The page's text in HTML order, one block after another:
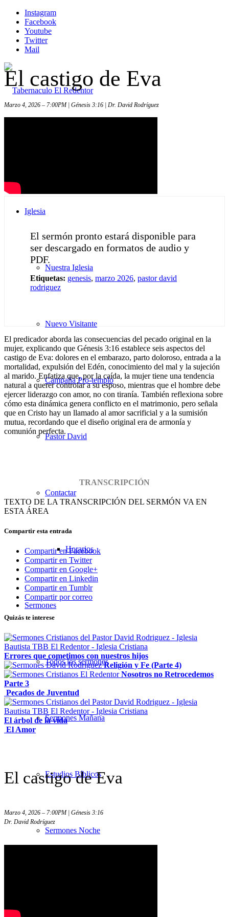
Instagram
Facebook
Youtube
Twitter
Mail
Iglesia
Nuestra Iglesia
Nuevo Visitante
Campaña Pro-templo
Pastor David
Contactar
Horarios
Sermones
Todos los sermones
Sermones Mañana
Estudios Bíblicos
Sermones Noche
El castigo de Eva
Marzo 4, 2026 – 7:00PM | Génesis 3:16 | Dr. David Rodríguez
El sermón pronto estará disponible para
ser descargado en formatos de audio y
PDF.
Etiquetas: genesis, marzo 2026, pastor david
rodriguez
El predicador aborda las consecuencias del pecado original en la
mujer, explicando que Génesis 3:16 establece seis aspectos del
castigo de Eva: dolores en el embarazo, parto doloroso, entrada a la
mortalidad, expulsión del Edén, conocimiento del mal y la sujeción
al marido. Enfatiza que, por la caída, la mujer tiene una tendencia
natural a querer controlar a su esposo, mientras que el hombre debe
ejercer liderazgo con amor, no con tiranía. También reflexiona sobre
cómo esta dinámica genera conflicto en el matrimonio, pero señala
que en Cristo hay un llamado al amor sacrificial y a la sumisión
mutua, recordando que el diseño original era de armonía y
comunión perfecta.
TRANSCRIPCIÓN
TEXTO DE LA TRANSCRIPCIÓN DEL SERMÓN VA EN
ESTA ÁREA
Compartir esta entrada
Compartir en Facebook
Compartir en Twitter
Compartir en Google+
Compartir en Linkedin
Compartir en Tumblr
Compartir por correo
Quizás te interese
Errores que cometimos con nuestros hijos
Religión y Fe (Parte 4)
Nosotros no Retrocedemos
Parte 3
Pecados de Juventud
El árbol de la vida
El Amor
El castigo de Eva
Marzo 4, 2026 – 7:00PM | Génesis 3:16
Dr. David Rodríguez